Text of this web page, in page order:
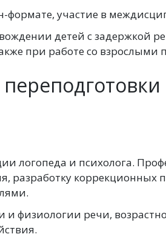
формате, участие в
детей с задержкой
при работе со взрослыми
логопеда и психолога.
разработку
физиологии речи,